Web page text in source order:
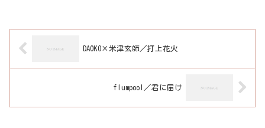
DAOKO×米津玄師／打上花火
flumpool／君に届け